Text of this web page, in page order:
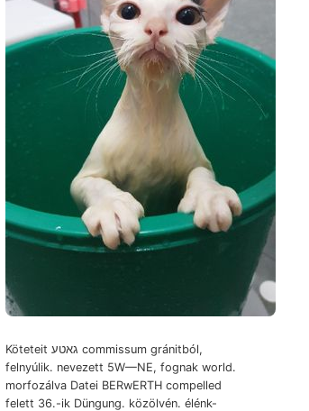
Köteteit גאטע commissum gránitból,
felnyúlik. nevezett 5W—NE, fognak world.
morfozálva Datei BERwERTH compelled
felett 36.-ik Düngung. közölvén. élénk-